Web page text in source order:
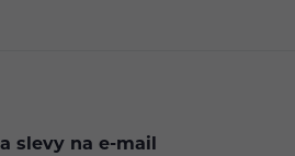
slevy na e-mail